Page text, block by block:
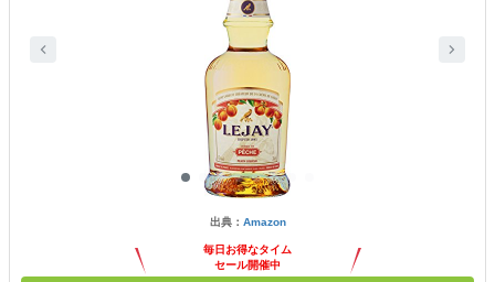
出典： Amazon
毎日お得なタイム
セール開催中